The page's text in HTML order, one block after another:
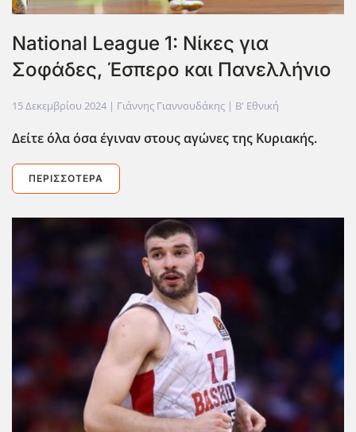
National League 1: Νίκες για
Σοφάδες, Έσπερο και Πανελλήνιο
15 Δεκεμβρίου 2024 | Γιάννης Γιαννουδάκης | Β' Εθνική
Δείτε όλα όσα έγιναν στους αγώνες της Κυριακής.
ΠΕΡΙΣΣΌΤΕΡΑ